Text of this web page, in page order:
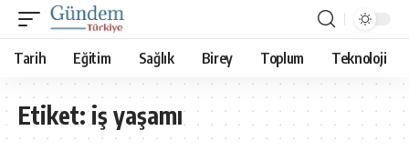
Tarih Eğitim Sağlık Birey Toplum Teknoloji
Etiket:iş yaşamı